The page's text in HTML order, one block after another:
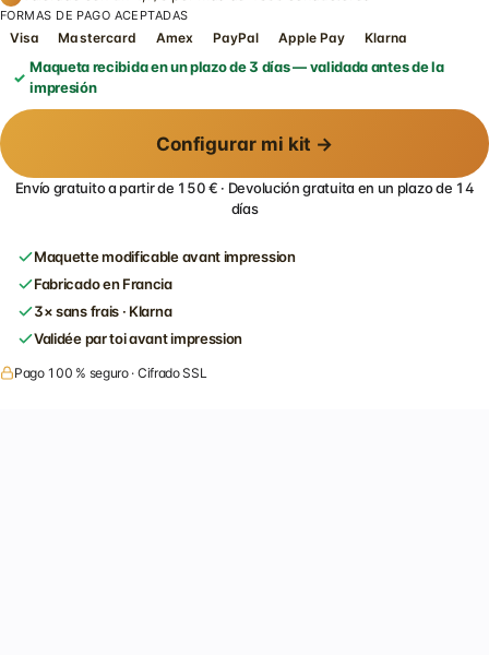
FORMAS DE PAGO ACEPTADAS
Visa Mastercard Amex PayPal Apple Pay Klarna
Maqueta recibida en un plazo de 3 días — validada antes de la
impresión
Configurar mi kit →
Envío gratuito a partir de 150 € · Devolución gratuita en un plazo de 14
días
Maquette modificable avant impression
Fabricado en Francia
3× sans frais · Klarna
Validée par toi avant impression
Pago 100 % seguro · Cifrado SSL